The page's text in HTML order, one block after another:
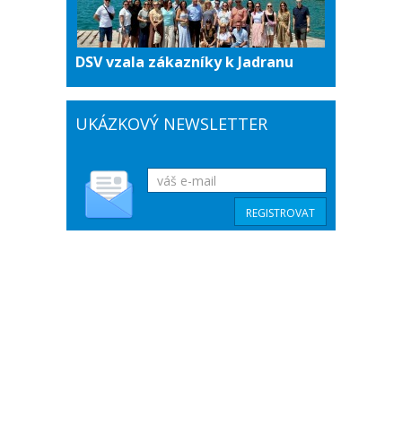
DSV vzala zákazníky k Jadranu
UKÁZKOVÝ NEWSLETTER